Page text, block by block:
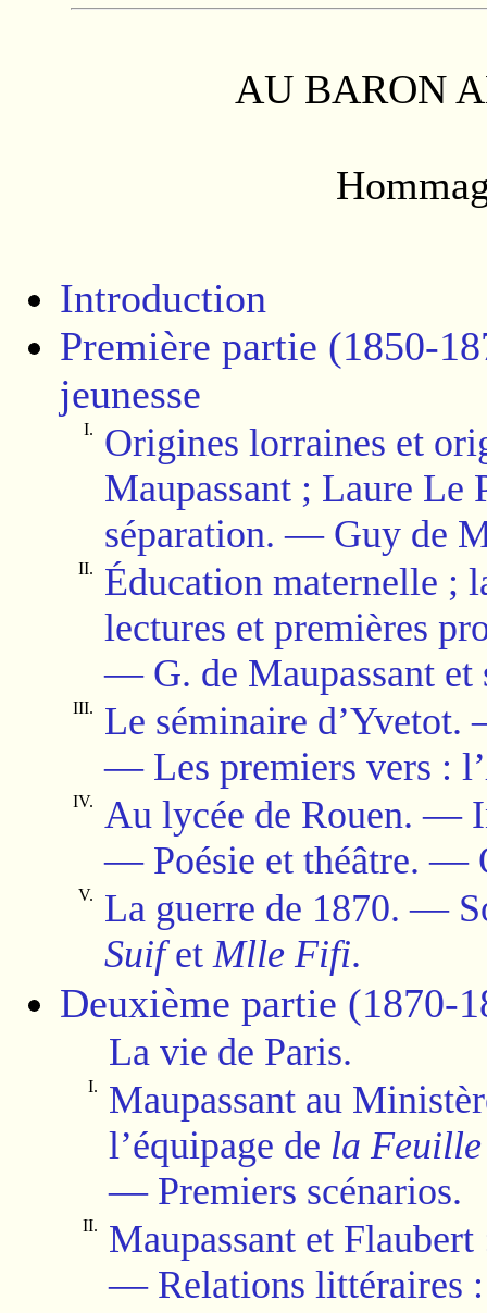
AU BARON
Introduction
Première partie (1850-
jeunesse
I.
Origines lorraines et
Maupassant ; Laure Le
séparation. — Guy de
II.
Éducation maternelle ;
lectures et premières
— G. de Maupassant
III. Le séminaire d’Yvetot.
— Les premiers vers : l’
IV. Au lycée de Rouen. —
— Poésie et théâtre. —
V. La guerre de 1870. —
SuifetMlle Fifi.
Deuxième partie (1870-
La vie de Paris.
I.
Maupassant au
l’équipage de la Feuille
— Premiers scénarios.
II.
Maupassant et
— Relations littéraires